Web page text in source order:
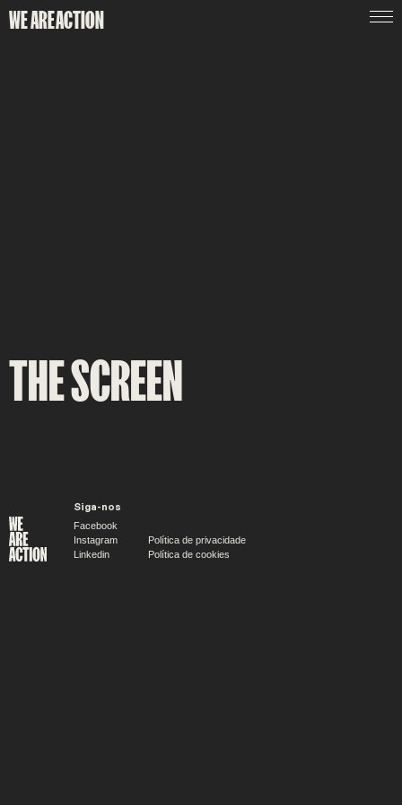
WE AREACTION
THE SCREEN
Siga-nos
Facebook
Instagram
Linkedin
Política de privacidade
Política de cookies